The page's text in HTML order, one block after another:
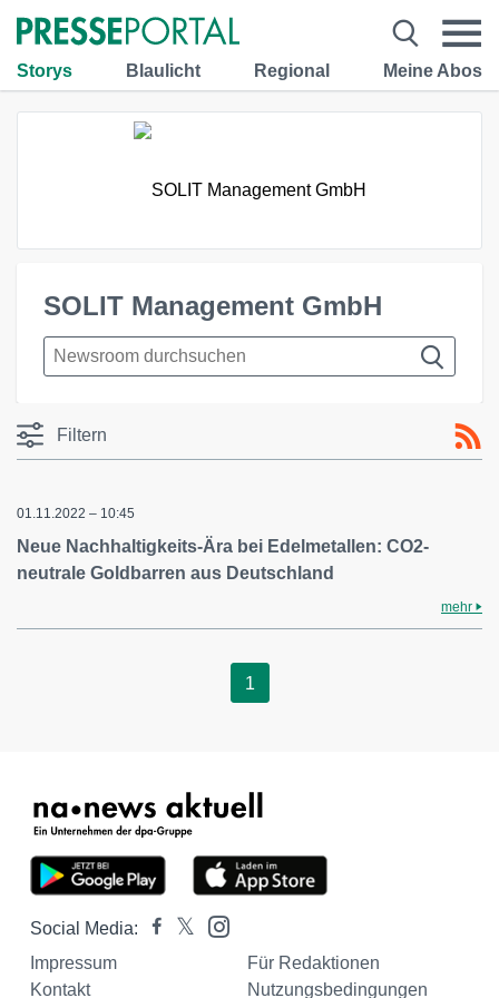
Storys Blaulicht Regional Meine Abos
SOLIT Management GmbH
Filtern
01.11.2022 – 10:45
Neue Nachhaltigkeits-Ära bei Edelmetallen: CO2-
neutrale Goldbarren aus Deutschland
mehr
1
Social Media:
Impressum
Für Redaktionen
Kontakt
Nutzungsbedingungen